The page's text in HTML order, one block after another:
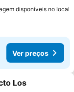
disponíveis no local
Ver preços
favoritos
Los